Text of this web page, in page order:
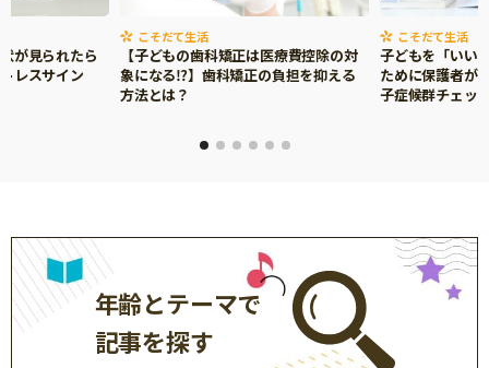
が見られたら
レスサイン
こそだて生活
【子どもの歯科矯正は医療費控除の対
象になる⁉】歯科矯正の負担を抑える
方法とは？
こそだて生活
子どもを「いい
ために保護者が
子症候群チェッ
年齢とテーマで
記事を探す